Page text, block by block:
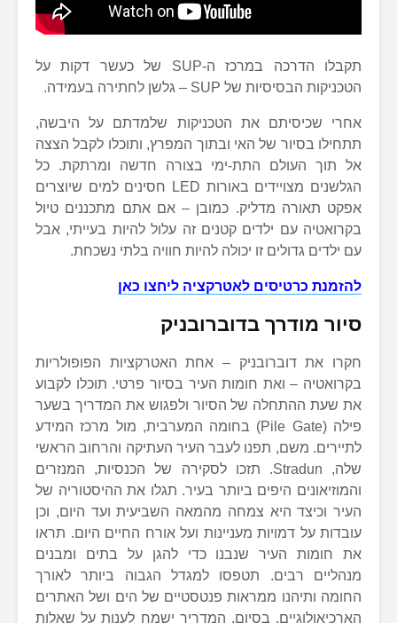
תקבלו הדרכה במרכז ה-SUP של כעשר דקות על
הטכניקות הבסיסיות של SUP – גלשן לחתירה בעמידה.
אחרי שכיסיתם את הטכניקות שלמדתם על היבשה,
תתחילו בסיור של האי ובתוך המפרץ, ותוכלו לקבל הצצה
אל תוך העולם התת-ימי בצורה חדשה ומרתקת. כל
הגלשנים מצויידים באורות LED חסינים למים שיוצרים
אפקט תאורה מדליק. כמובן – אם אתם מתכננים טיול
בקרואטיה עם ילדים קטנים זה עלול להיות בעייתי, אבל
עם ילדים גדולים זו יכולה להיות חוויה בלתי נשכחת.
להזמנת כרטיסים לאטרקציה ליחצו כאן
סיור מודרך בדוברובניק
חקרו את דוברובניק – אחת האטרקציות הפופולריות
בקרואטיה – ואת חומות העיר בסיור פרטי. תוכלו לקבוע
את שעת ההתחלה של הסיור ולפגוש את המדריך בשער
פילה (Pile Gate) בחומה המערבית, מול מרכז המידע
לתיירים. משם, תפנו לעבר העיר העתיקה והרחוב הראשי
שלה, Stradun. תזכו לסקירה של הכנסיות, המנזרים
והמוזיאונים היפים ביותר בעיר. תגלו את ההיסטוריה של
העיר וכיצד היא צמחה מהמאה השביעית ועד היום, וכן
עובדות על דמויות מעניינות ועל אורח החיים היום. תראו
את חומות העיר שנבנו כדי להגן על בתים ומבנים
מנהליים רבים. תטפסו למגדל הגבוה ביותר לאורך
החומה ותיהנו ממראות פנטסטיים של הים ושל האתרים
הארכיאולוגיים. בסיום, המדריך ישמח לענות על שאלות